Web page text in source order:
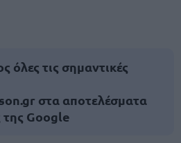
όλες τις σημαντικές
στα αποτελέσματα
Google